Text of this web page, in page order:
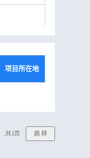
项目所在地
,共3页